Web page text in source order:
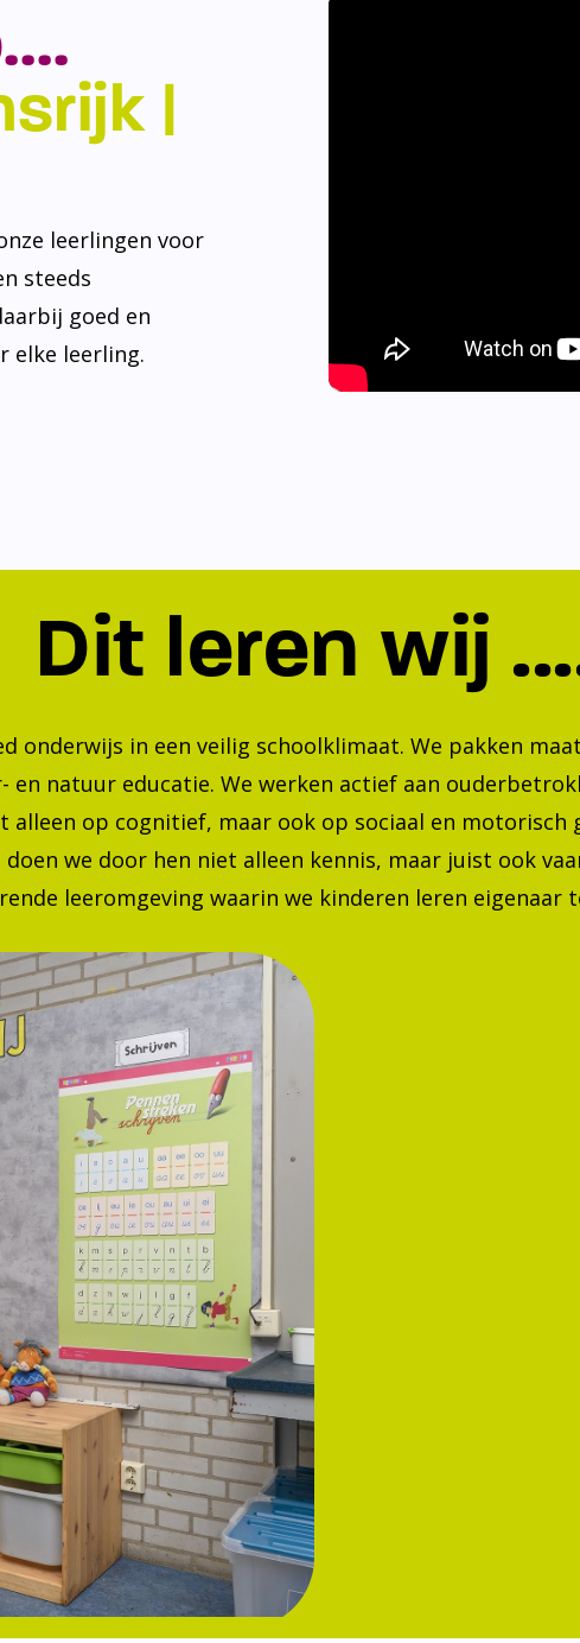
|
leerlingen voor
steeds
goed en
elke leerling.
Dit leren wij
onderwijs in een veilig schoolklimaat. We pakken
natuur educatie. We werken actief aan
alleen op cognitief, maar ook op sociaal en
we door hen niet alleen kennis, maar juist ook
leeromgeving waarin we kinderen leren eigenaar